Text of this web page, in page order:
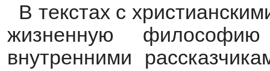
В текстах с
жизненную
внутренними